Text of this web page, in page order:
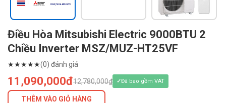
Điều Hòa Mitsubishi Electric 9000BTU 2
Chiều Inverter MSZ/MUZ-HT25VF
★★★★★(0) đánh giá
11,090,000đ12,780,000₫ Đã bao gồm VAT
THÊM VÀO GIỎ HÀNG